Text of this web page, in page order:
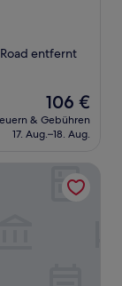
entfernt
Der
Preis
beträgt
106 €
& Gebühren
17. Aug.–18. Aug.